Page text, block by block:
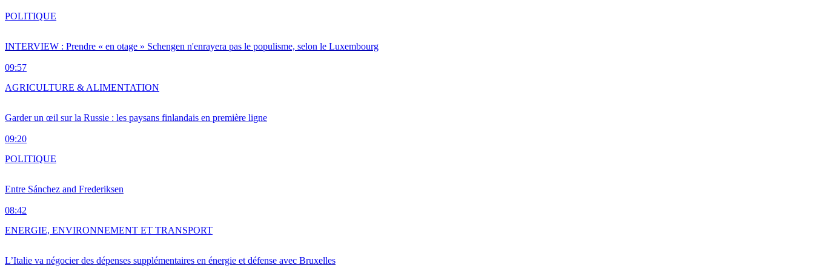
INTERVIEW : Prendre « en otage » Schengen n'enrayera pas le populisme, selon le Luxembourg
09:57
POLITIQUE
Garder un œil sur la Russie : les paysans finlandais en première ligne
09:20
AGRICULTURE & ALIMENTATION
Entre Sánchez and Frederiksen
08:42
POLITIQUE
L’Italie va négocier des dépenses supplémentaires en énergie et défense avec Bruxelles
ENERGIE, ENVIRONNEMENT ET TRANSPORT